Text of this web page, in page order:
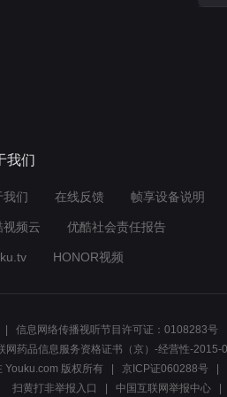
我们
我们 在线反馈 帧享设备说明
视频云 优酷社会责任报告
HONOR视频
信息网络传播视听节目许可证：0108283号
网药品信息服务资格证书（京）-经营性-2015-
Youku.com 版权所有
京ICP证060288号
扫黄打非举报入口
中国互联网举报中心